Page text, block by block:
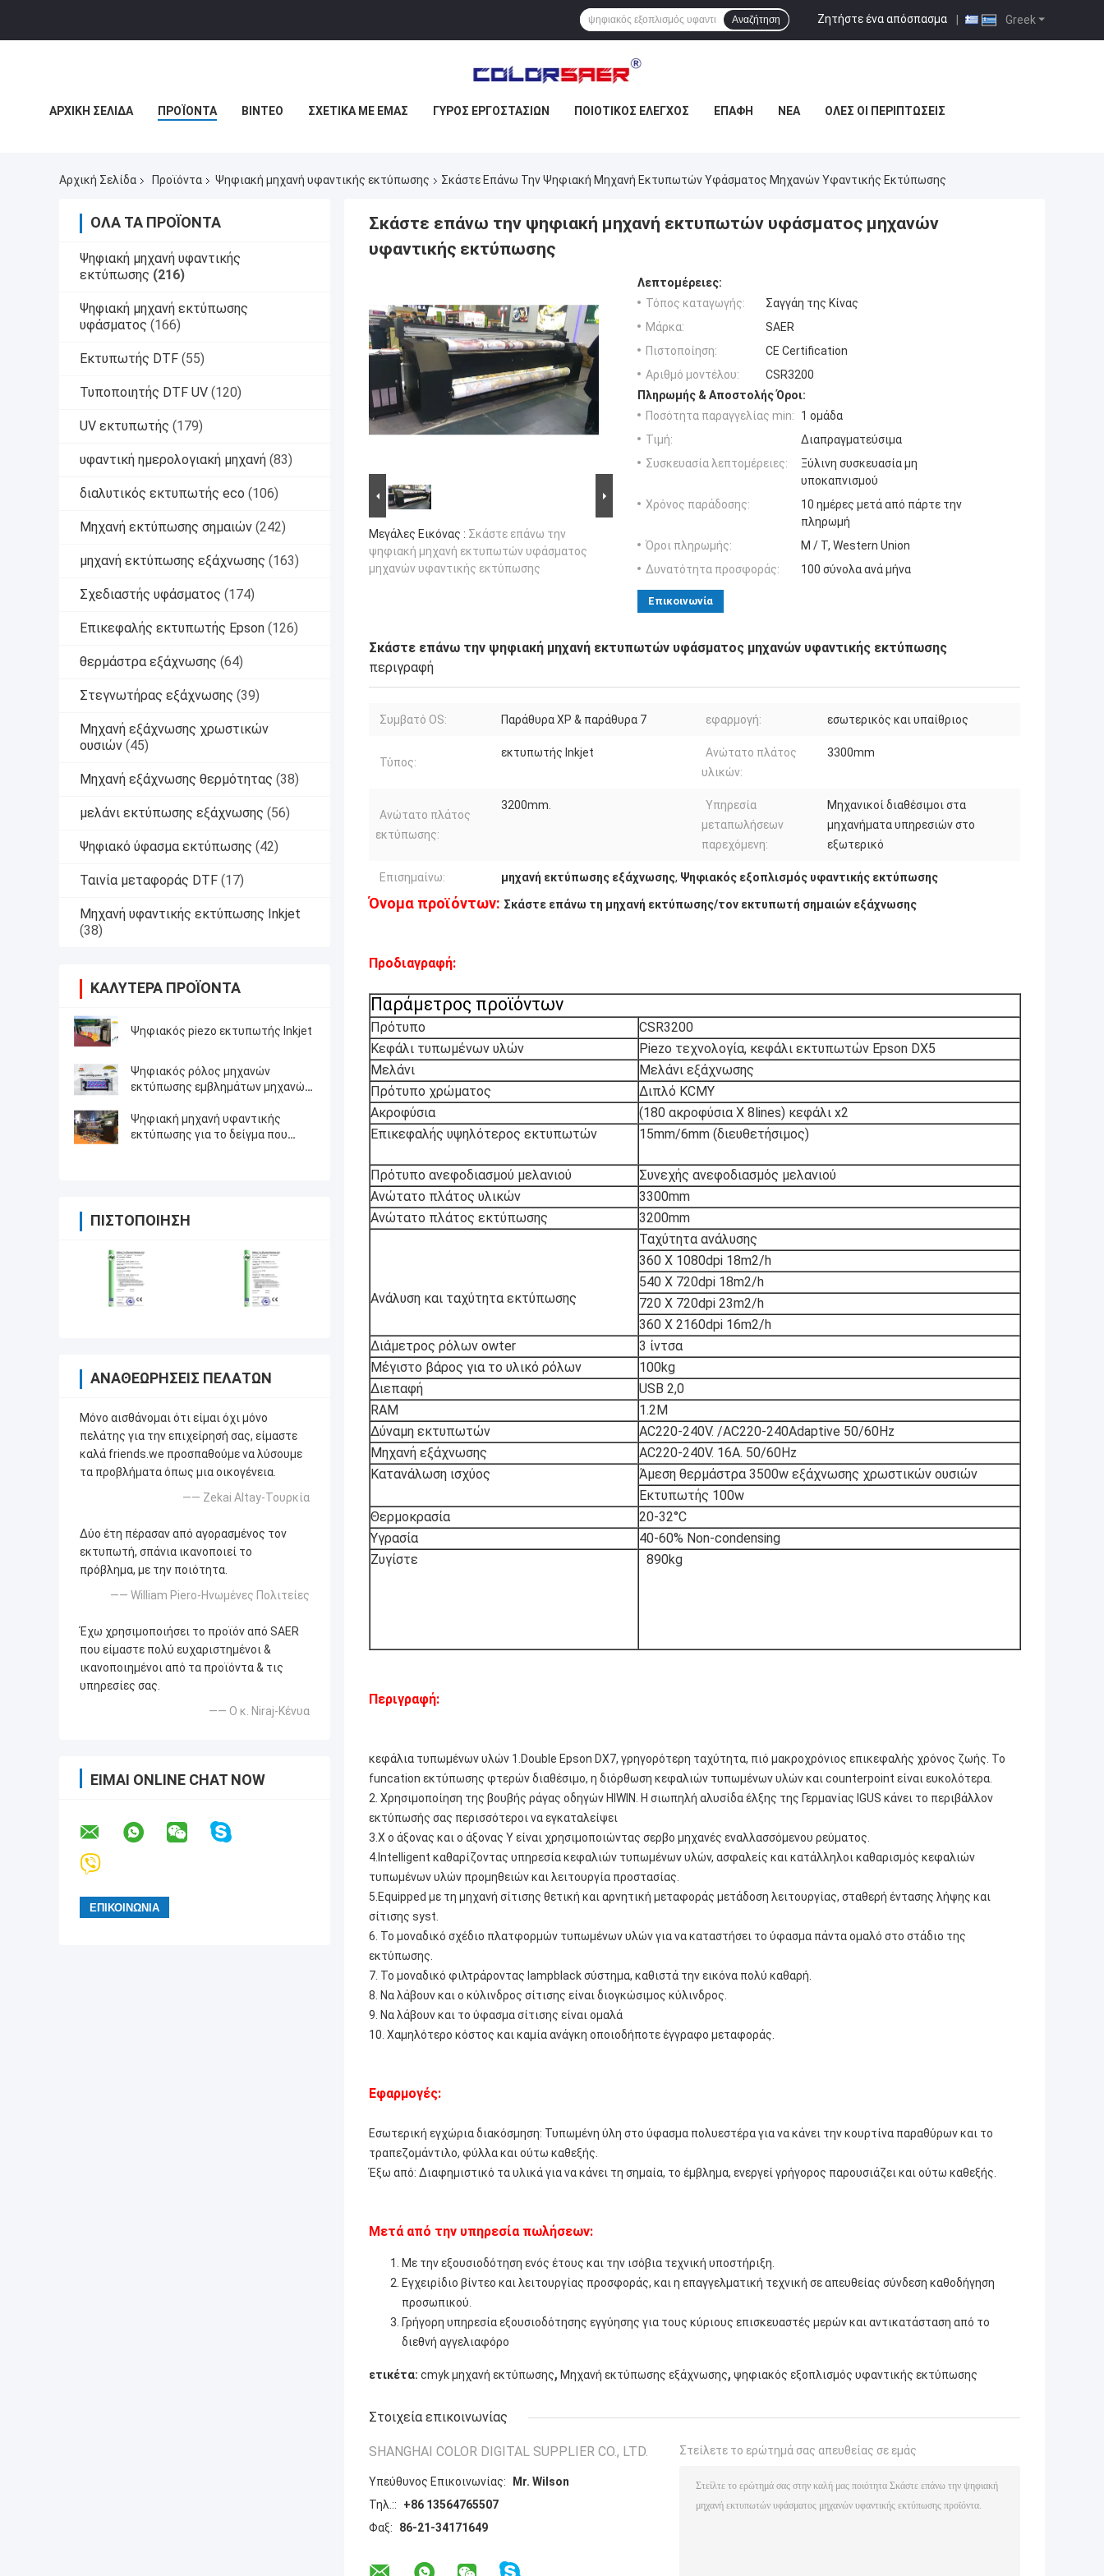
Greek
Ζητήστε ένα απόσπασμα |
Αναζήτηση
ΑΡΧΙΚΉ ΣΕΛΊΔΑ ΠΡΟΪΌΝΤΑ ΒΊΝΤΕΟ ΣΧΕΤΙΚΆ ΜΕ ΕΜΆΣ ΓΎΡΟΣ ΕΡΓΟΣΤΑΣΊΩΝ ΠΟΙΟΤΙΚΌΣ ΈΛΕΓΧΟΣ ΕΠΑΦΉ ΝΈΑ ΌΛΕΣ ΟΙ ΠΕΡΙΠΤΏΣΕΙΣ
Αρχική Σελίδα Προϊόντα Ψηφιακή μηχανή υφαντικής εκτύπωσης Σκάστε Επάνω Την Ψηφιακή Μηχανή Εκτυπωτών Υφάσματος Μηχανών Υφαντικής Εκτύπωσης
ΌΛΑ ΤΑ ΠΡΟΪΌΝΤΑ
Ψηφιακή μηχανή υφαντικής
εκτύπωσης (216)
Ψηφιακή μηχανή εκτύπωσης
υφάσματος (166)
Εκτυπωτής DTF (55)
Τυποποιητής DTF UV (120)
UV εκτυπωτής (179)
υφαντική ημερολογιακή μηχανή (83)
διαλυτικός εκτυπωτής eco (106)
Μηχανή εκτύπωσης σημαιών (242)
μηχανή εκτύπωσης εξάχνωσης (163)
Σχεδιαστής υφάσματος (174)
Επικεφαλής εκτυπωτής Epson (126)
θερμάστρα εξάχνωσης (64)
Στεγνωτήρας εξάχνωσης (39)
Μηχανή εξάχνωσης χρωστικών
ουσιών (45)
Μηχανή εξάχνωσης θερμότητας (38)
μελάνι εκτύπωσης εξάχνωσης (56)
Ψηφιακό ύφασμα εκτύπωσης (42)
Ταινία μεταφοράς DTF (17)
Μηχανή υφαντικής εκτύπωσης Inkjet
(38)
ΚΑΛΎΤΕΡΑ ΠΡΟΪΌΝΤΑ
Ψηφιακός piezo εκτυπωτής Inkjet
Ψηφιακός ρόλος μηχανών
εκτύπωσης εμβλημάτων μηχανών
να κυλήσει τον τύπο
Ψηφιακή μηχανή υφαντικής
εκτύπωσης για το δείγμα που
ΠΙΣΤΟΠΟΊΗΣΗ
ΑΝΑΘΕΩΡΉΣΕΙΣ ΠΕΛΑΤΏΝ
Μόνο αισθάνομαι ότι είμαι όχι μόνο
πελάτης για την επιχείρησή σας, είμαστε
καλά friends.we προσπαθούμε να λύσουμε
τα προβλήματα όπως μια οικογένεια.
—— Zekai Altay-Τουρκία
Δύο έτη πέρασαν από αγορασμένος τον
εκτυπωτή, σπάνια ικανοποιεί το
πρόβλημα, με την ποιότητα.
—— William Piero-Ηνωμένες Πολιτείες
Έχω χρησιμοποιήσει το προϊόν από SAER
που είμαστε πολύ ευχαριστημένοι &
ικανοποιημένοι από τα προϊόντα & τις
υπηρεσίες σας.
—— Ο κ. Niraj-Κένυα
ΕΊΜΑΙ ONLINE CHAT NOW
Σκάστε επάνω την ψηφιακή μηχανή εκτυπωτών υφάσματος μηχανών
υφαντικής εκτύπωσης
Μεγάλες Εικόνας : Σκάστε επάνω την
ψηφιακή μηχανή εκτυπωτών υφάσματος
μηχανών υφαντικής εκτύπωσης
Λεπτομέρειες:
Τόπος καταγωγής:
Σαγγάη της Κίνας
Μάρκα:
SAER
Πιστοποίηση:
CE Certification
Αριθμό μοντέλου:
CSR3200
Πληρωμής & Αποστολής Όροι:
Ποσότητα παραγγελίας min:
1 ομάδα
Τιμή:
Διαπραγματεύσιμα
Συσκευασία λεπτομέρειες:
Ξύλινη συσκευασία μη
υποκαπνισμού
Χρόνος παράδοσης:
10 ημέρες μετά από πάρτε την
πληρωμή
Όροι πληρωμής:
Μ / Τ, Western Union
Δυνατότητα προσφοράς:
100 σύνολα ανά μήνα
Επικοινωνία
Σκάστε επάνω την ψηφιακή μηχανή εκτυπωτών υφάσματος μηχανών υφαντικής εκτύπωσης
περιγραφή
Συμβατό OS: Παράθυρα XP & παράθυρα 7 εφαρμογή: εσωτερικός και υπαίθριος
Τύπος:
εκτυπωτής Inkjet
Ανώτατο πλάτος
υλικών:
3300mm
Ανώτατο πλάτος
εκτύπωσης:
3200mm.
Υπηρεσία
μεταπωλήσεων
παρεχόμενη:
Μηχανικοί διαθέσιμοι στα
μηχανήματα υπηρεσιών στο
εξωτερικό
Επισημαίνω: μηχανή εκτύπωσης εξάχνωσης, Ψηφιακός εξοπλισμός υφαντικής εκτύπωσης
Όνομα προϊόντων: Σκάστε επάνω τη μηχανή εκτύπωσης/τον εκτυπωτή σημαιών εξάχνωσης
Προδιαγραφή:
Παράμετρος προϊόντων
Πρότυπο
CSR3200
Κεφάλι τυπωμένων υλών
Piezo τεχνολογία, κεφάλι εκτυπωτών Epson DX5
Μελάνι
Μελάνι εξάχνωσης
Πρότυπο χρώματος
Διπλό KCMY
Ακροφύσια
(180 ακροφύσια Χ 8lines) κεφάλι x2
Επικεφαλής υψηλότερος εκτυπωτών
15mm/6mm (διευθετήσιμος)
Πρότυπο ανεφοδιασμού μελανιού
Συνεχής ανεφοδιασμός μελανιού
Ανώτατο πλάτος υλικών
3300mm
Ανώτατο πλάτος εκτύπωσης
3200mm
Ανάλυση και ταχύτητα εκτύπωσης
Ταχύτητα ανάλυσης
360 Χ 1080dpi 18m2/h
540 Χ 720dpi 18m2/h
720 Χ 720dpi 23m2/h
360 Χ 2160dpi 16m2/h
Διάμετρος ρόλων owter
3 ίντσα
Μέγιστο βάρος για το υλικό ρόλων
100kg
Διεπαφή
USB 2,0
RAM
1.2M
Δύναμη εκτυπωτών
AC220-240V. /AC220-240Adaptive 50/60Hz
Μηχανή εξάχνωσης
AC220-240V. 16A. 50/60Hz
Κατανάλωση ισχύος
Άμεση θερμάστρα 3500w εξάχνωσης χρωστικών ουσιών
Εκτυπωτής 100w
Θερμοκρασία
20-32°C
Υγρασία
40-60% Non-condensing
Ζυγίστε
890kg
Περιγραφή:
κεφάλια τυπωμένων υλών 1.Double Epson DX7, γρηγορότερη ταχύτητα, πιό μακροχρόνιος επικεφαλής χρόνος ζωής. Το
funcation εκτύπωσης φτερών διαθέσιμο, η διόρθωση κεφαλιών τυπωμένων υλών και counterpoint είναι ευκολότερα.
2. Χρησιμοποίηση της βουβής ράγας οδηγών HIWIN. Η σιωπηλή αλυσίδα έλξης της Γερμανίας IGUS κάνει το περιβάλλον
εκτύπωσής σας περισσότεροι να εγκαταλείψει
3.X ο άξονας και ο άξονας Υ είναι χρησιμοποιώντας σερβο μηχανές εναλλασσόμενου ρεύματος.
4.Intelligent καθαρίζοντας υπηρεσία κεφαλιών τυπωμένων υλών, ασφαλείς και κατάλληλοι καθαρισμός κεφαλιών
τυπωμένων υλών προμηθειών και λειτουργία προστασίας.
5.Equipped με τη μηχανή σίτισης θετική και αρνητική μεταφοράς μετάδοση λειτουργίας, σταθερή έντασης λήψης και
σίτισης syst.
6. Το μοναδικό σχέδιο πλατφορμών τυπωμένων υλών για να καταστήσει το ύφασμα πάντα ομαλό στο στάδιο της
εκτύπωσης.
7. Το μοναδικό φιλτράροντας lampblack σύστημα, καθιστά την εικόνα πολύ καθαρή.
8. Να λάβουν και ο κύλινδρος σίτισης είναι διογκώσιμος κύλινδρος.
9. Να λάβουν και το ύφασμα σίτισης είναι ομαλά
10. Χαμηλότερο κόστος και καμία ανάγκη οποιοδήποτε έγγραφο μεταφοράς.
Εφαρμογές:
Εσωτερική εγχώρια διακόσμηση: Τυπωμένη ύλη στο ύφασμα πολυεστέρα για να κάνει την κουρτίνα παραθύρων και το
τραπεζομάντιλο, φύλλα και ούτω καθεξής.
Έξω από: Διαφημιστικό τα υλικά για να κάνει τη σημαία, το έμβλημα, ενεργεί γρήγορος παρουσιάζει και ούτω καθεξής.
Μετά από την υπηρεσία πωλήσεων:
Με την εξουσιοδότηση ενός έτους και την ισόβια τεχνική υποστήριξη.
Εγχειρίδιο βίντεο και λειτουργίας προσφοράς, και η επαγγελματική τεχνική σε απευθείας σύνδεση καθοδήγηση
προσωπικού.
Γρήγορη υπηρεσία εξουσιοδότησης εγγύησης για τους κύριους επισκευαστές μερών και αντικατάσταση από το
διεθνή αγγελιαφόρο
ετικέτα: cmyk μηχανή εκτύπωσης, Μηχανή εκτύπωσης εξάχνωσης, ψηφιακός εξοπλισμός υφαντικής εκτύπωσης
Στοιχεία επικοινωνίας
SHANGHAI COLOR DIGITAL SUPPLIER CO., LTD.
Υπεύθυνος Επικοινωνίας:
Mr. Wilson
Τηλ.::
+86 13564765507
Φαξ:
86-21-34171649
Στείλετε το ερώτημά σας απευθείας σε εμάς